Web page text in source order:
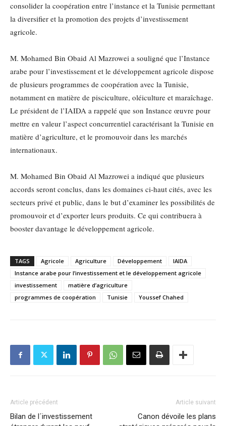
consolider la coopération entre l’instance et la Tunisie permettant
la diversifier et la promotion des projets d’investissement
agricole.
M. Mohamed Bin Obaid Al Mazrowei a souligné que l’Instance
arabe pour l’investissement et le développement agricole dispose
de plusieurs programmes de coopération avec la Tunisie,
notamment en matière de pisciculture, oléiculture et maraîchage.
Le président de l’IAIDA a rappelé que son Instance œuvre pour
mettre en valeur l’aspect concurrentiel caractérisant la Tunisie en
matière d’agriculture, et le promouvoir dans les marchés
internationaux.
M. Mohamed Bin Obaid Al Mazrowei a indiqué que plusieurs
accords seront conclus, dans les domaines ci-haut cités, avec les
secteurs privé et public, dans le but d’examiner les possibilités de
promouvoir et d’exporter leurs produits. Ce qui contribuera à
booster davantage le développement agricole.
TAGS Agricole Agriculture Développement
IAIDA
Instance arabe pour l’investissement et le développement agricole
investissement
matière d’agriculture
programmes de coopération
Tunisie Youssef Chahed
Article précédent
Bilan de l´investissement
Article suivant
Canon dévoile les plans